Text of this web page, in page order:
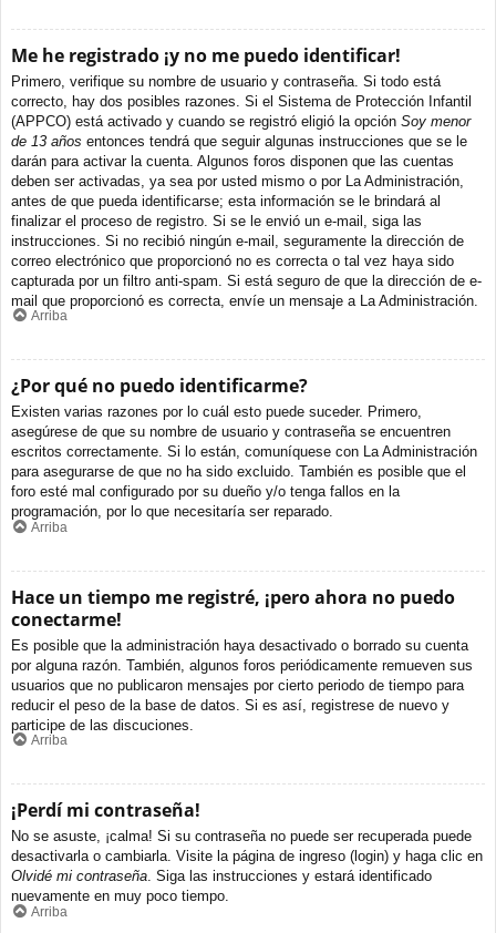
Me he registrado ¡y no me puedo identificar!
Primero, verifique su nombre de usuario y contraseña. Si todo está
correcto, hay dos posibles razones. Si el Sistema de Protección Infantil
(APPCO) está activado y cuando se registró eligió la opción Soy menor
de 13 años entonces tendrá que seguir algunas instrucciones que se le
darán para activar la cuenta. Algunos foros disponen que las cuentas
deben ser activadas, ya sea por usted mismo o por La Administración,
antes de que pueda identificarse; esta información se le brindará al
finalizar el proceso de registro. Si se le envió un e-mail, siga las
instrucciones. Si no recibió ningún e-mail, seguramente la dirección de
correo electrónico que proporcionó no es correcta o tal vez haya sido
capturada por un filtro anti-spam. Si está seguro de que la dirección de e-
mail que proporcionó es correcta, envíe un mensaje a La Administración.
Arriba
¿Por qué no puedo identificarme?
Existen varias razones por lo cuál esto puede suceder. Primero,
asegúrese de que su nombre de usuario y contraseña se encuentren
escritos correctamente. Si lo están, comuníquese con La Administración
para asegurarse de que no ha sido excluido. También es posible que el
foro esté mal configurado por su dueño y/o tenga fallos en la
programación, por lo que necesitaría ser reparado.
Arriba
Hace un tiempo me registré, ¡pero ahora no puedo
conectarme!
Es posible que la administración haya desactivado o borrado su cuenta
por alguna razón. También, algunos foros periódicamente remueven sus
usuarios que no publicaron mensajes por cierto periodo de tiempo para
reducir el peso de la base de datos. Si es así, registrese de nuevo y
participe de las discuciones.
Arriba
¡Perdí mi contraseña!
No se asuste, ¡calma! Si su contraseña no puede ser recuperada puede
desactivarla o cambiarla. Visite la página de ingreso (login) y haga clic en
Olvidé mi contraseña. Siga las instrucciones y estará identificado
nuevamente en muy poco tiempo.
Arriba